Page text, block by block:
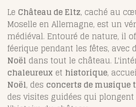
Le Château de Eltz, caché au
Moselle en Allemagne, est un
médiéval. Entouré de nature, il
féerique pendant les fêtes, avec
Noël dans tout le château.
chaleureux et historique,
Noël, des concerts de
des visites guidées qui